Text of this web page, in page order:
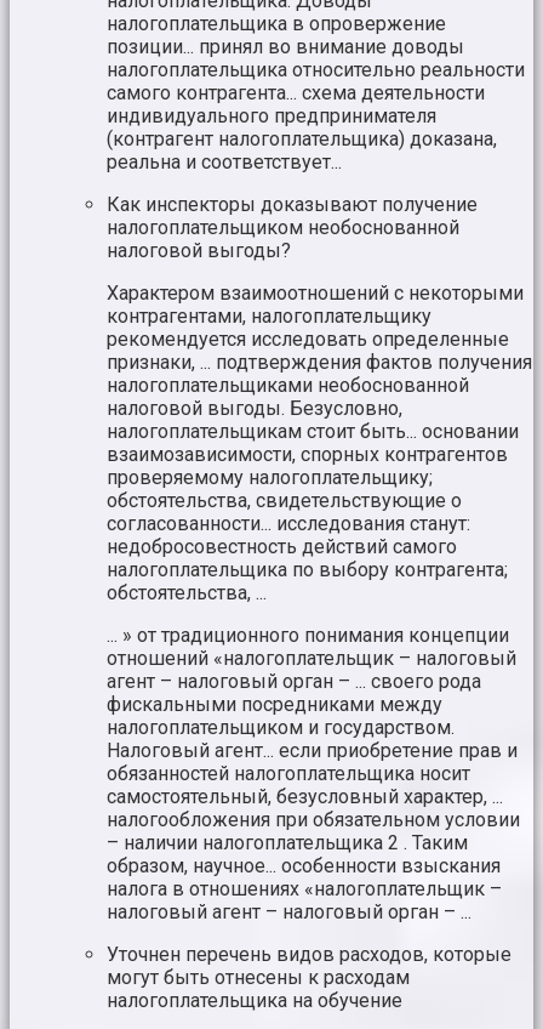
налогоплательщика в опровержение
позиции... принял во внимание доводы
налогоплательщика относительно реальности
самого контрагента... схема деятельности
индивидуального предпринимателя
(контрагент налогоплательщика) доказана,
реальна и соответствует...
Как инспекторы доказывают получение
налогоплательщиком необоснованной
налоговой выгоды?
Характером взаимоотношений с некоторыми
контрагентами, налогоплательщику
рекомендуется исследовать определенные
признаки, ... подтверждения фактов получения
налогоплательщиками необоснованной
налоговой выгоды. Безусловно,
налогоплательщикам стоит быть... основании
взаимозависимости, спорных контрагентов
проверяемому налогоплательщику;
обстоятельства, свидетельствующие о
согласованности... исследования станут:
недобросовестность действий самого
налогоплательщика по выбору контрагента;
обстоятельства, ...
... » от традиционного понимания концепции
отношений «налогоплательщик – налоговый
агент – налоговый орган – ... своего рода
фискальными посредниками между
налогоплательщиком и государством.
Налоговый агент... если приобретение прав и
обязанностей налогоплательщика носит
самостоятельный, безусловный характер, ...
налогообложения при обязательном условии
– наличии налогоплательщика 2 . Таким
образом, научное... особенности взыскания
налога в отношениях «налогоплательщик –
налоговый агент – налоговый орган – ...
Уточнен перечень видов расходов, которые
могут быть отнесены к расходам
налогоплательщика на обучение